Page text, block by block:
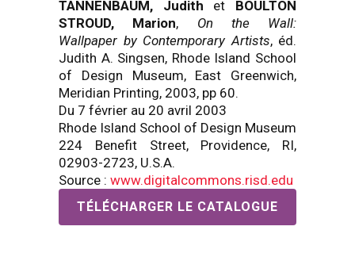
TANNENBAUM, Judith et BOULTON
STROUD, Marion, On the Wall:
Wallpaper by Contemporary Artists, éd.
Judith A. Singsen, Rhode Island School
of Design Museum, East Greenwich,
Meridian Printing, 2003, pp 60.
Du 7 février au 20 avril 2003
Rhode Island School of Design Museum
224 Benefit Street, Providence, RI,
02903-2723, U.S.A.
Source : www.digitalcommons.risd.edu
TÉLÉCHARGER LE CATALOGUE